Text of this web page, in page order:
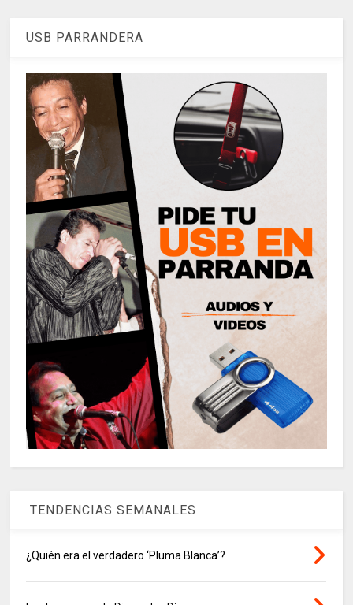
USB PARRANDERA
TENDENCIAS SEMANALES
¿Quién era el verdadero ‘Pluma Blanca’?